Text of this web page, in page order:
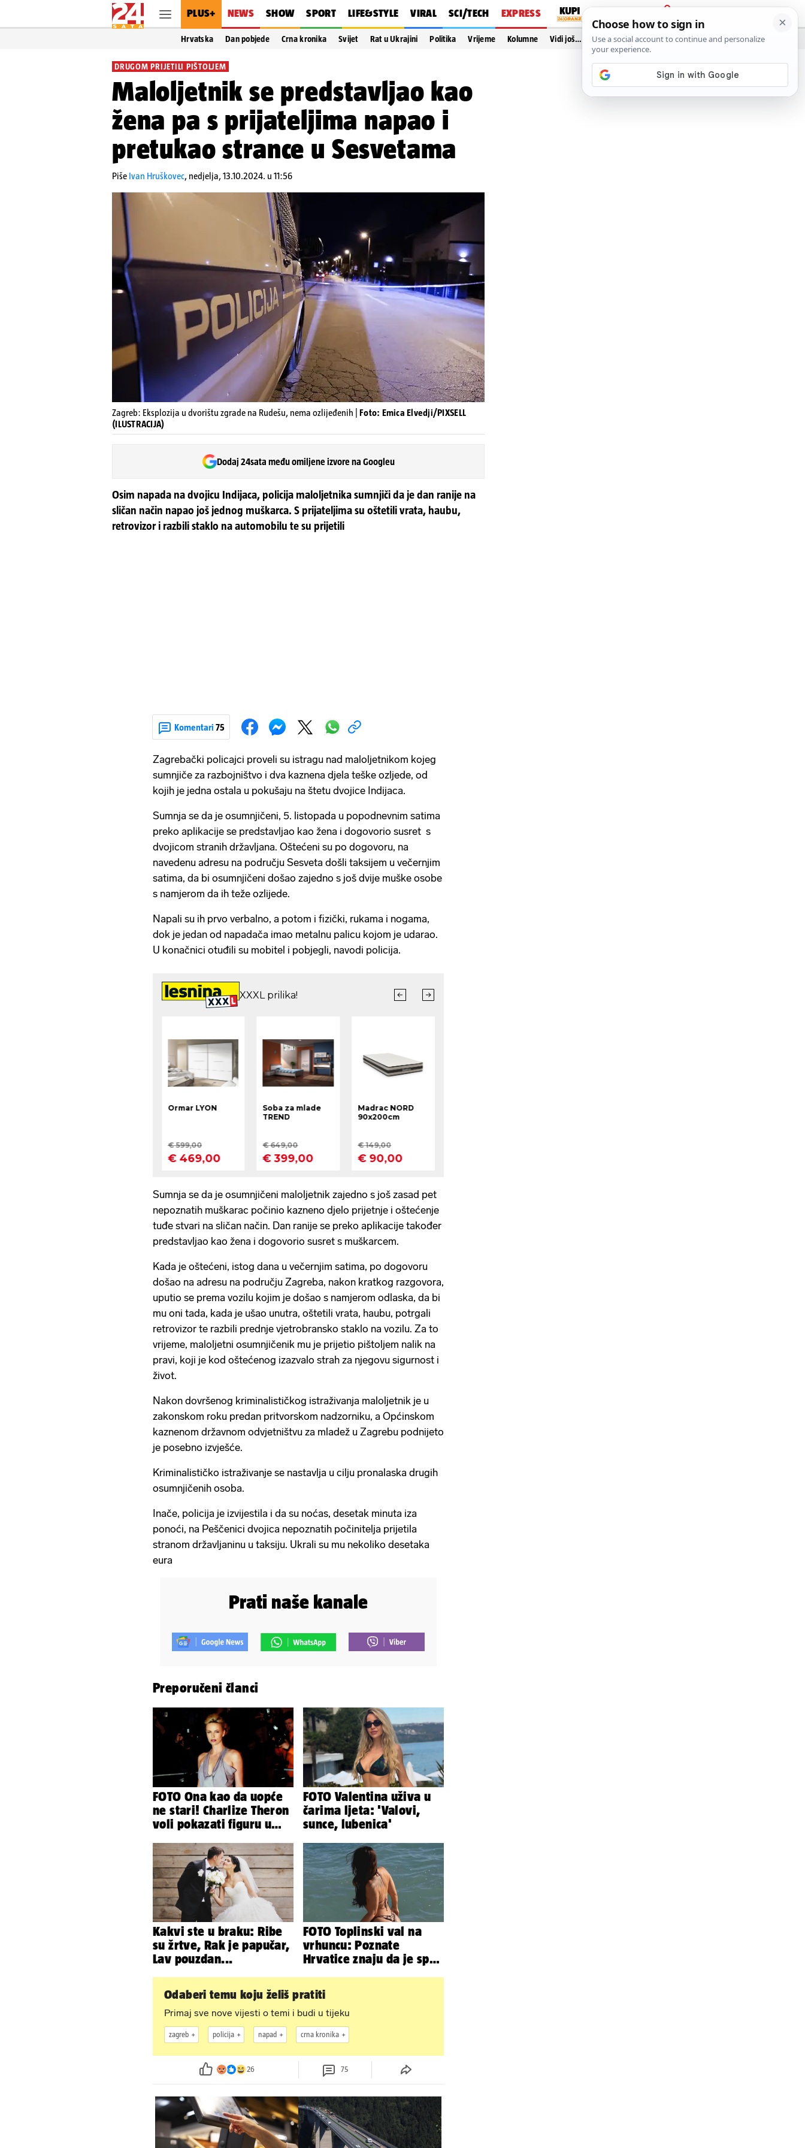
PLUS+ NEWS SHOW SPORT LIFE&STYLE VIRAL SCI/TECH EXPRESS
PRIJAVA
Hrvatska Dan pobjede Crna kronika Svijet Rat u Ukrajini Politika Vrijeme Kolumne Vidi još…
DRUGOM PRIJETILI PIŠTOLJEM
Maloljetnik se predstavljao kao
žena pa s prijateljima napao i
pretukao strance u Sesvetama
Piše Ivan Hruškovec, nedjelja, 13.10.2024. u 11:56
Zagreb: Eksplozija u dvorištu zgrade na Rudešu, nema ozlijeđenih | Foto: Emica Elvedji/PIXSELL
(ILUSTRACIJA)
Dodaj 24sata među omiljene izvore na Googleu
Osim napada na dvojicu Indijaca, policija maloljetnika sumnjiči da je dan ranije na
sličan način napao još jednog muškarca. S prijateljima su oštetili vrata, haubu,
retrovizor i razbili staklo na automobilu te su prijetili
Komentari 75
Zagrebački policajci proveli su istragu nad maloljetnikom kojeg
sumnjiče za razbojništvo i dva kaznena djela teške ozljede, od
kojih je jedna ostala u pokušaju na štetu dvojice Indijaca.
Sumnja se da je osumnjičeni, 5. listopada u popodnevnim satima
preko aplikacije se predstavljao kao žena i dogovorio susret s
dvojicom stranih državljana. Oštećeni su po dogovoru, na
navedenu adresu na području Sesveta došli taksijem u večernjim
satima, da bi osumnjičeni došao zajedno s još dvije muške osobe
s namjerom da ih teže ozlijede.
Napali su ih prvo verbalno, a potom i fizički, rukama i nogama,
dok je jedan od napadača imao metalnu palicu kojom je udarao.
U konačnici otuđili su mobitel i pobjegli, navodi policija.
Sumnja se da je osumnjičeni maloljetnik zajedno s još zasad pet
nepoznatih muškarac počinio kazneno djelo prijetnje i oštećenje
tuđe stvari na sličan način. Dan ranije se preko aplikacije također
predstavljao kao žena i dogovorio susret s muškarcem.
Kada je oštećeni, istog dana u večernjim satima, po dogovoru
došao na adresu na području Zagreba, nakon kratkog razgovora,
uputio se prema vozilu kojim je došao s namjerom odlaska, da bi
mu oni tada, kada je ušao unutra, oštetili vrata, haubu, potrgali
retrovizor te razbili prednje vjetrobransko staklo na vozilu. Za to
vrijeme, maloljetni osumnjičenik mu je prijetio pištoljem nalik na
pravi, koji je kod oštećenog izazvalo strah za njegovu sigurnost i
život.
Nakon dovršenog kriminalističkog istraživanja maloljetnik je u
zakonskom roku predan pritvorskom nadzorniku, a Općinskom
kaznenom državnom odvjetništvu za mladež u Zagrebu podnijeto
je posebno izvješće.
Kriminalističko istraživanje se nastavlja u cilju pronalaska drugih
osumnjičenih osoba.
Inače, policija je izvijestila i da su noćas, desetak minuta iza
ponoći, na Peščenici dvojica nepoznatih počinitelja prijetila
stranom državljaninu u taksiju. Ukrali su mu nekoliko desetaka
eura
Prati naše kanale
Preporučeni članci
FOTO Ona kao da uopće
ne stari! Charlize Theron
voli pokazati figuru u
FOTO Valentina uživa u
čarima ljeta: 'Valovi,
sunce, lubenica'
Kakvi ste u braku: Ribe
su žrtve, Rak je papučar,
Lav pouzdan...
FOTO Toplinski val na
vrhuncu: Poznate
Hrvatice znaju da je spas
Odaberi temu koju želiš pratiti
Primaj sve nove vijesti o temi i budi u tijeku
zagreb policija napad crna kronika
26 75